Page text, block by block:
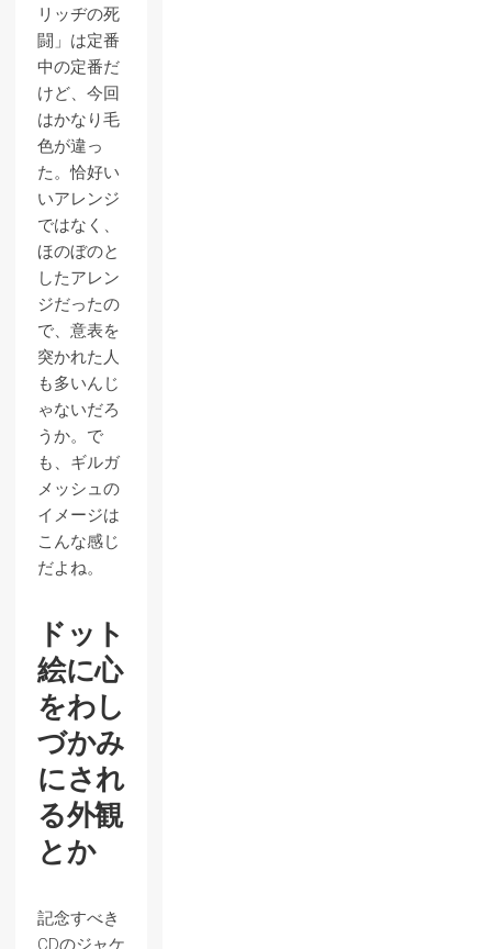
リッヂの死
闘」は定番
中の定番だ
けど、今回
はかなり毛
色が違っ
た。恰好い
いアレンジ
ではなく、
ほのぼのと
したアレン
ジだったの
で、意表を
突かれた人
も多いんじ
ゃないだろ
うか。で
も、ギルガ
メッシュの
イメージは
こんな感じ
だよね。
ドット
絵に心
をわし
づかみ
にされ
る外観
とか
記念すべき
CDのジャケ